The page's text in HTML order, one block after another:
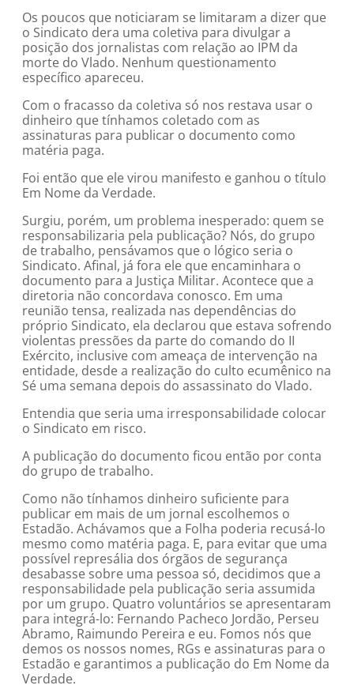
Os poucos que noticiaram se limitaram a dizer que
o Sindicato dera uma coletiva para divulgar a
posição dos jornalistas com relação ao IPM da
morte do Vlado. Nenhum questionamento
específico apareceu.
Com o fracasso da coletiva só nos restava usar o
dinheiro que tínhamos coletado com as
assinaturas para publicar o documento como
matéria paga.
Foi então que ele virou manifesto e ganhou o título
Em Nome da Verdade.
Surgiu, porém, um problema inesperado: quem se
responsabilizaria pela publicação? Nós, do grupo
de trabalho, pensávamos que o lógico seria o
Sindicato. Afinal, já fora ele que encaminhara o
documento para a Justiça Militar. Acontece que a
diretoria não concordava conosco. Em uma
reunião tensa, realizada nas dependências do
próprio Sindicato, ela declarou que estava sofrendo
violentas pressões da parte do comando do II
Exército, inclusive com ameaça de intervenção na
entidade, desde a realização do culto ecumênico na
Sé uma semana depois do assassinato do Vlado.
Entendia que seria uma irresponsabilidade colocar
o Sindicato em risco.
A publicação do documento ficou então por conta
do grupo de trabalho.
Como não tínhamos dinheiro suficiente para
publicar em mais de um jornal escolhemos o
Estadão. Achávamos que a Folha poderia recusá-lo
mesmo como matéria paga. E, para evitar que uma
possível represália dos órgãos de segurança
desabasse sobre uma pessoa só, decidimos que a
responsabilidade pela publicação seria assumida
por um grupo. Quatro voluntários se apresentaram
para integrá-lo: Fernando Pacheco Jordão, Perseu
Abramo, Raimundo Pereira e eu. Fomos nós que
demos os nossos nomes, RGs e assinaturas para o
Estadão e garantimos a publicação do Em Nome da
Verdade.